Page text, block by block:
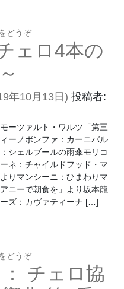
どうぞ
ェロ4本の
年10月13日) 投稿者:
ーツァルト・ワルツ「第三
ーノボンファ：カーニバル
シェルブールの雨傘モリコ
ネ：チャイルドフッド・マ
りマンシーニ：ひまわりマ
ニーで朝食を」より坂本龍
ズ：カヴァティーナ […]
どうぞ
チェロ協